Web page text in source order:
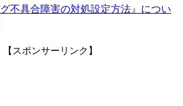
不具合障害の対処設定方法』につい
【スポンサーリンク】